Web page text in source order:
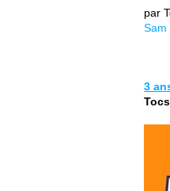
par
Sam
3